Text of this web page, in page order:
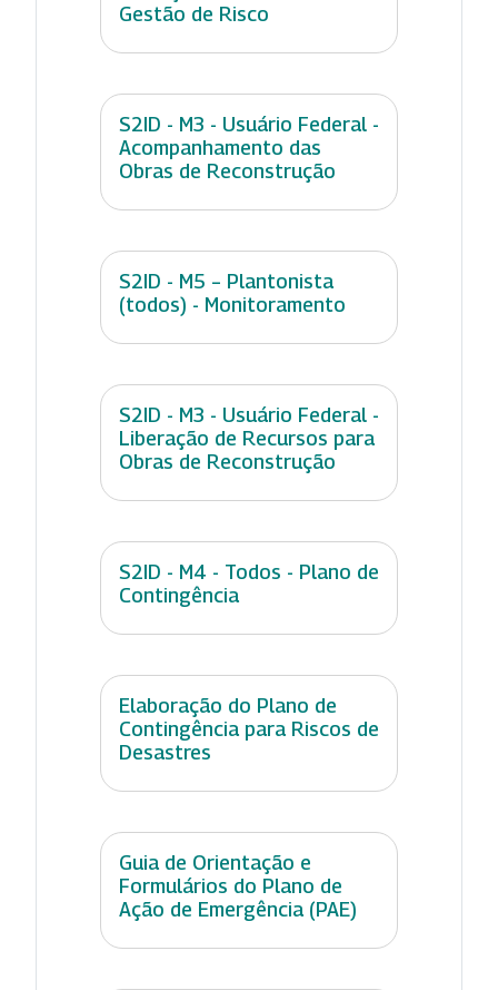
Gestão de Risco
S2ID - M3 - Usuário Federal -
Acompanhamento das
Obras de Reconstrução
S2ID - M5 – Plantonista
(todos) - Monitoramento
S2ID - M3 - Usuário Federal -
Liberação de Recursos para
Obras de Reconstrução
S2ID - M4 - Todos - Plano de
Contingência
Elaboração do Plano de
Contingência para Riscos de
Desastres
Guia de Orientação e
Formulários do Plano de
Ação de Emergência (PAE)